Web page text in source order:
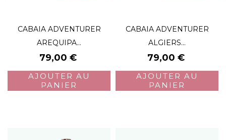
CABAIA ADVENTURER
AREQUIPA...
Prix
79,00 €
AJOUTER AU
PANIER
CABAIA ADVENTURER
ALGIERS...
Prix
79,00 €
AJOUTER AU
PANIER